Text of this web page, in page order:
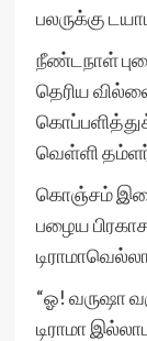
பலருக்கு
நீண்டநாள்
தெரிய
வெள்ளி
கொஞ்சம்
பழைய
“ஓ! வருஷா
டிராமா